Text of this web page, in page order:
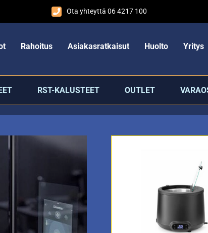
Ota yhteyttä 06 4217 100
Rahoitus Asiakasratkaisut Huolto Yritys
RST-KALUSTEET OUTLET